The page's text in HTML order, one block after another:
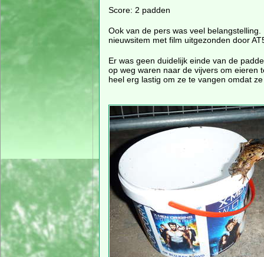
Score: 2 padden
Ook van de pers was veel
nieuwsitem met film uitgezonden door
Er was geen duidelijk einde van de
op weg waren naar de vijvers om eieren
heel erg lastig om ze te vangen omdat